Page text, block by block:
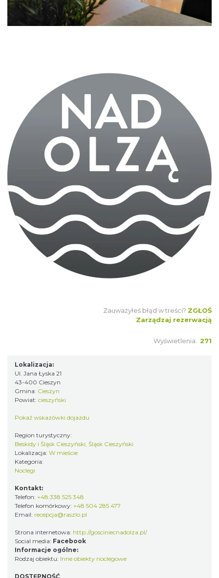
Zauważyłeś błąd w treści? ZGŁOŚ
Zarządzaj rezerwacją
Wyświetlenia: 271
Lokalizacja:
Ul. Jana Łyska 21
43-400 Cieszyn
Gmina: Cieszyn
Powiat: cieszyński
Pokaż wskazówki dojazdu
Region turystyczny:
Beskidy i Śląsk Cieszyński, Śląsk Cieszyński
Lokalizacja: W mieście
Kategoria:
Noclegi
Kontakt:
Telefon: +48 338 525 348
Telefon komórkowy: +48 504 285 477
Email: recepcja@raszlo.pl
Strona internetowa: http://gosciniecnadolza.pl/
Social media: Facebook
Informacje ogólne:
Rodzaj obiektu: Inne obiekty noclegowe
DOSTĘPNOŚĆ